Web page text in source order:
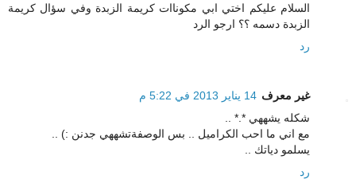
السلام عليكم اختي ابي مكوناات كريمة الزبدة وفي سؤال كريمة
الزبدة دسمه ؟؟ ارجو الرد
رد
غير معرف 14 يناير 2013 في 5:22 م
شكله يشههي *.* ..
مع اني ما احب الكراميل .. بس الوصفةتشههي جدنن :) ..
يسلمو دياتك ..
رد